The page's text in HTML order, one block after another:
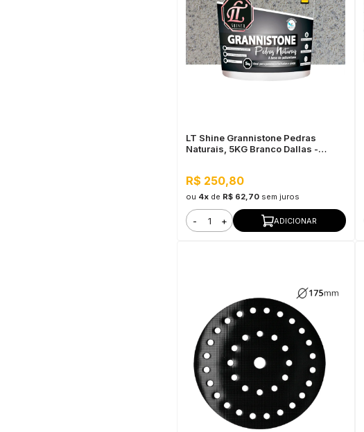
LT Shine Grannistone Pedras
Naturais, 5KG Branco Dallas -
R$ 250,80
ou 4x de R$ 62,70 sem juros
- + ADICIONAR